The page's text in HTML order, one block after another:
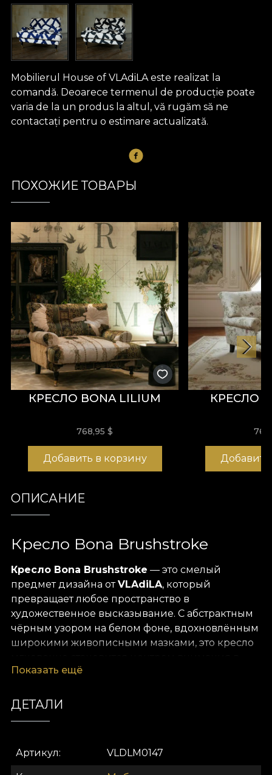
Mobilierul House of VLAdiLA este realizat la
comandă. Deoarece termenul de producție poate
varia de la un produs la altul, vă rugăm să ne
contactați pentru o estimare actualizată.
ПОХОЖИЕ ТОВАРЫ
КРЕСЛО BONA LILIUM
768,95$
Добавить в корзину
КРЕСЛО
ОПИСАНИЕ
Кресло Bona Brushstroke
Кресло Bona Brushstroke — это смелый
предмет дизайна отVLAdiLA, который
превращает любое пространство в
художественное высказывание. С абстрактным
чёрным узором на белом фоне, вдохновлённым
широкими живописными мазками, это кресло
современном или эклектичном интерьере.
din lemn masiv cu rotițe aurii
чёрной окантовкой
выразительным акцентом. Обивочная ткань
приятна на ощупь и обеспечивает
Показать ещё
ДЕТАЛИ
Артикул VLDLM0147